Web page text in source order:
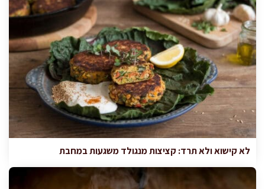
לא קישוא ולא תרד: קציצות מנגולד משגעות במחבת